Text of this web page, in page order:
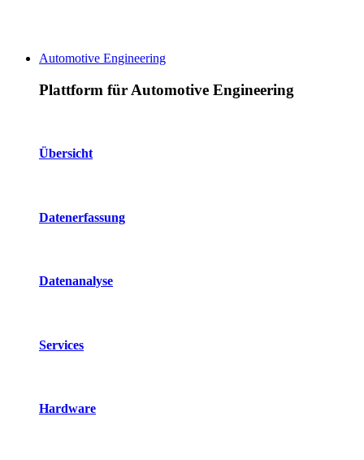
Automotive Engineering
Plattform für Automotive Engineering
Übersicht
Datenerfassung
Datenanalyse
Services
Hardware